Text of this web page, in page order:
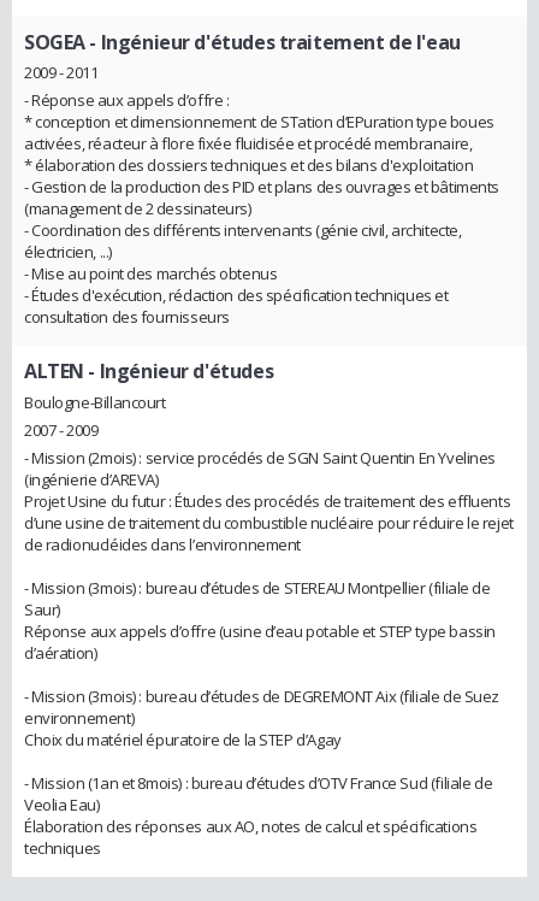
SOGEA- Ingénieur d'études traitement de l'eau
2009 - 2011
- Réponse aux appels d’offre :
* conception et dimensionnement de STation d’EPuration type boues
activées, réacteur à flore fixée fluidisée et procédé membranaire,
* élaboration des dossiers techniques et des bilans d'exploitation
- Gestion de la production des PID et plans des ouvrages et bâtiments
(management de 2 dessinateurs)
- Coordination des différents intervenants (génie civil, architecte,
électricien, ...)
- Mise au point des marchés obtenus
- Études d'exécution, rédaction des spécification techniques et
consultation des fournisseurs
ALTEN - Ingénieur d'études
Boulogne-Billancourt
2007 - 2009
- Mission (2mois) : service procédés de SGN Saint Quentin En Yvelines
(ingénierie d’AREVA)
Projet Usine du futur : Études des procédés de traitement des effluents
d’une usine de traitement du combustible nucléaire pour réduire le rejet
de radionucléides dans l’environnement
- Mission (3mois) : bureau d’études de STEREAU Montpellier (filiale de
Saur)
Réponse aux appels d’offre (usine d’eau potable et STEP type bassin
d’aération)
- Mission (3mois) : bureau d’études de DEGREMONT Aix (filiale de Suez
environnement)
Choix du matériel épuratoire de la STEP d’Agay
- Mission (1an et 8mois) : bureau d’études d’OTV France Sud (filiale de
Veolia Eau)
Élaboration des réponses aux AO, notes de calcul et spécifications
techniques